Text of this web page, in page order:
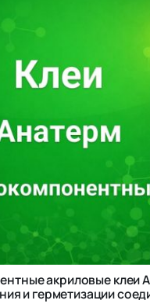
акриловые клеи
и герметизации